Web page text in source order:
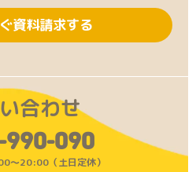
資料請求する
合わせ
990-090
〜20:00（土日定休）